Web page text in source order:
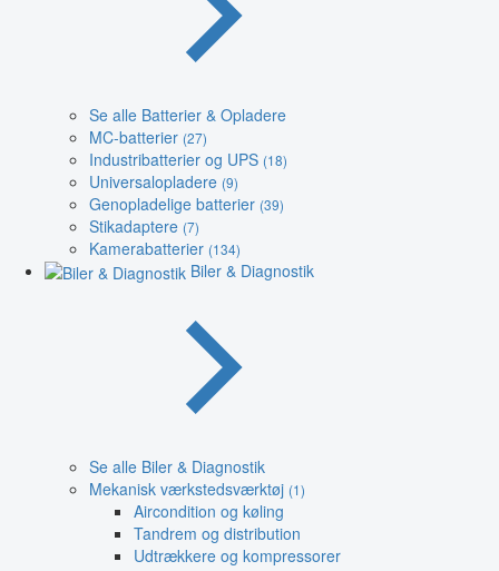
Se alle Batterier & Opladere
MC-batterier (27)
Industribatterier og UPS (18)
Universalopladere (9)
Genopladelige batterier (39)
Stikadaptere (7)
Kamerabatterier (134)
Biler & Diagnostik
Se alle Biler & Diagnostik
Mekanisk værkstedsværktøj (1)
Aircondition og køling
Tandrem og distribution
Udtrækkere og kompressorer